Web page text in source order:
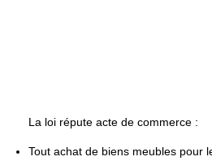
La loi répute acte de commerce :
Tout achat de biens meubles pour